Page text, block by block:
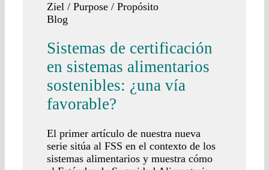
Ziel / Purpose / Propósito
Blog
Sistemas de certificación
en sistemas alimentarios
sostenibles: ¿una vía
favorable?
El primer artículo de nuestra nueva
serie sitúa al FSS en el contexto de los
sistemas alimentarios y muestra cómo